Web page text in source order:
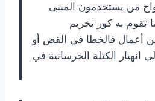
من يستخدمون المبنى
تقوم به كور تخريم
أعمال فالخطا في القص أو
انهيار الكتلة الخرسانية في